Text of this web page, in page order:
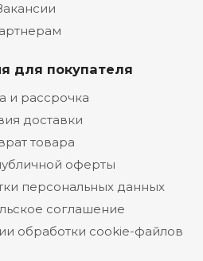
для покупателя
и рассрочка
доставки
товара
оферты
персональных данных
соглашение
обработки cookie-файлов